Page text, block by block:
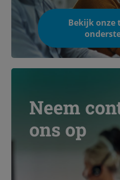
Bekijk onze
Neem
ons op